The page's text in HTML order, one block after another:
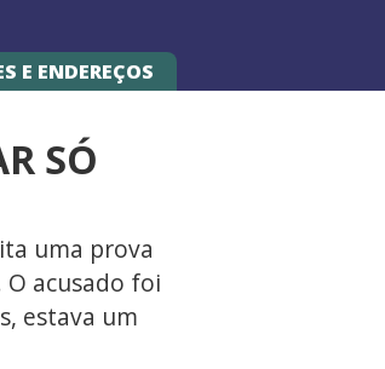
E ENDEREÇOS
SÓ
uma prova
acusado foi
estava um